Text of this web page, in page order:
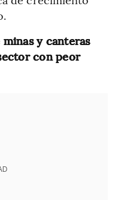
y canteras
con peor